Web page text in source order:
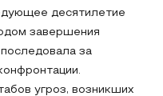
десятилетие
завершения
за
угроз, возникших